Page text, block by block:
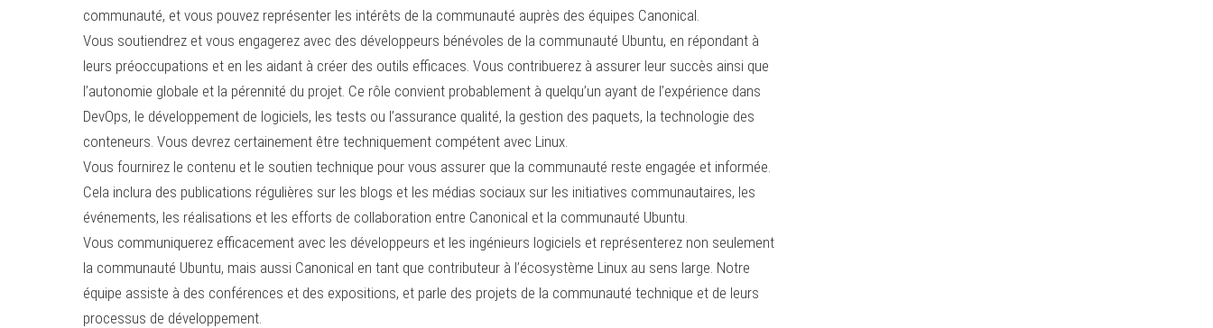
communauté, et vous pouvez représenter les intérêts de la communauté auprès des équipes Canonical.
Vous soutiendrez et vous engagerez avec des développeurs bénévoles de la communauté Ubuntu, en répondant à
leurs préoccupations et en les aidant à créer des outils efficaces. Vous contribuerez à assurer leur succès ainsi que
l’autonomie globale et la pérennité du projet. Ce rôle convient probablement à quelqu’un ayant de l’expérience dans
DevOps, le développement de logiciels, les tests ou l’assurance qualité, la gestion des paquets, la technologie des
conteneurs. Vous devrez certainement être techniquement compétent avec Linux.
Vous fournirez le contenu et le soutien technique pour vous assurer que la communauté reste engagée et informée.
Cela inclura des publications régulières sur les blogs et les médias sociaux sur les initiatives communautaires, les
événements, les réalisations et les efforts de collaboration entre Canonical et la communauté Ubuntu.
Vous communiquerez efficacement avec les développeurs et les ingénieurs logiciels et représenterez non seulement
la communauté Ubuntu, mais aussi Canonical en tant que contributeur à l’écosystème Linux au sens large. Notre
équipe assiste à des conférences et des expositions, et parle des projets de la communauté technique et de leurs
processus de développement.